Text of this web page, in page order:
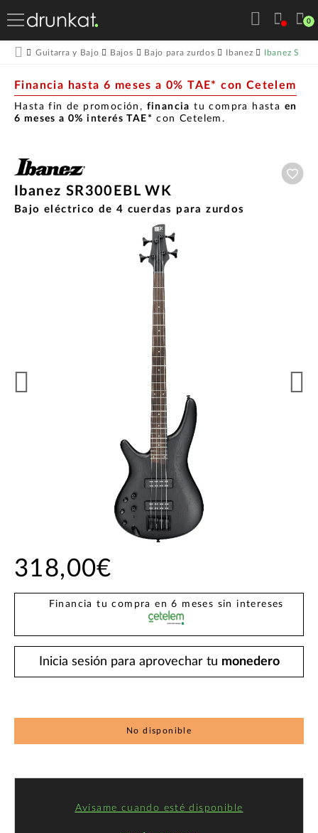
0
Guitarra y Bajo Bajos Bajo para zurdos Ibanez Ibanez
Financia hasta 6 meses a 0% TAE* con Cetelem
Hasta fin de promoción, financia tu compra hasta en
6 meses a 0% interés TAE* con Cetelem.
Ibanez SR300EBL WK
Bajo eléctrico de 4 cuerdas para zurdos
318,00€
Financia tu compra en 6 meses sin intereses
Inicia sesión para aprovechar tu monedero
No disponible
Avísame cuando esté disponible